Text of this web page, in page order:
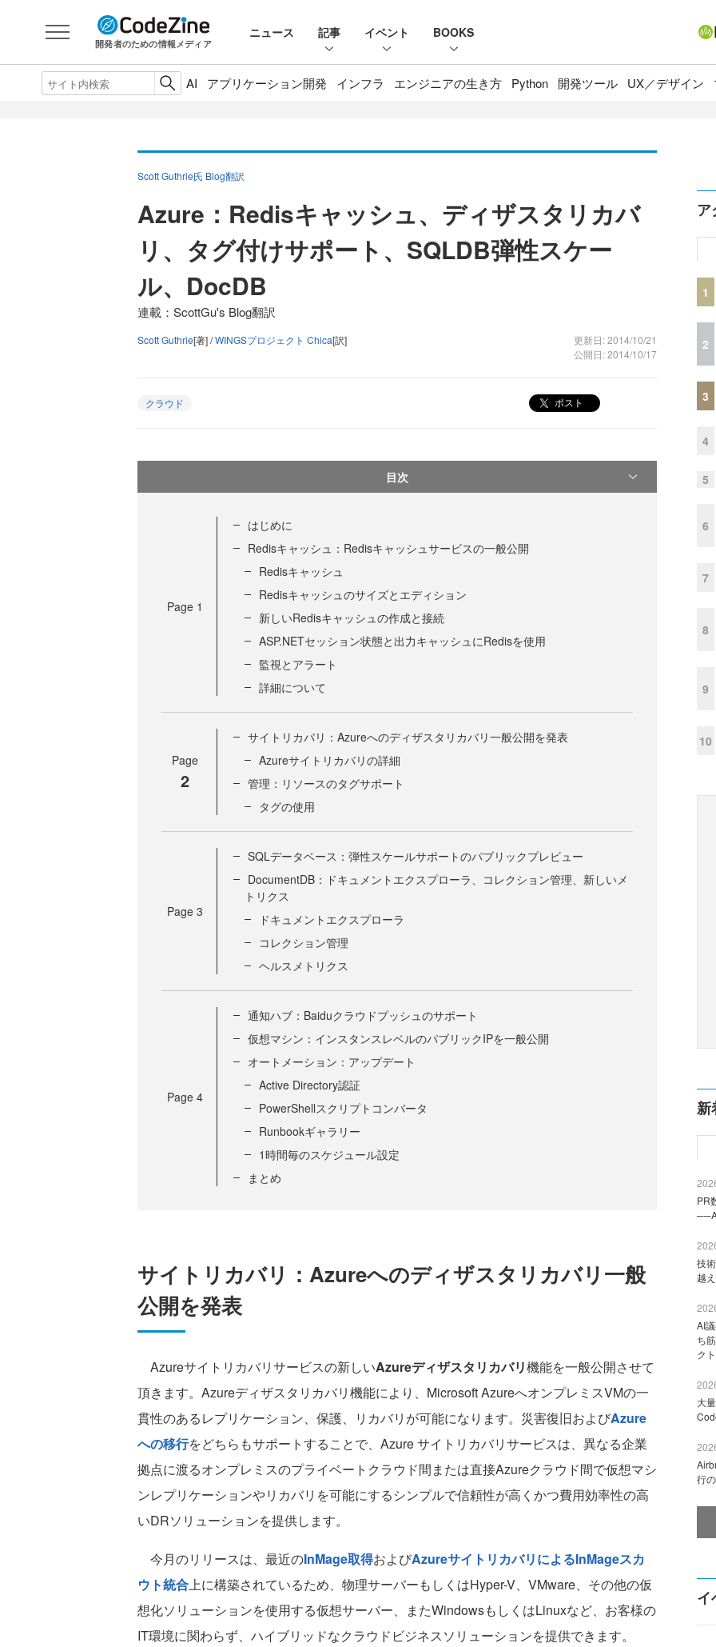
開発者のための情報メディア
ニュース 記事 イベント BOOKS
AI アプリケーション開発 インフラ エンジニアの生き方 Python 開発ツール UX／デザイン
Scott Guthrie氏 Blog翻訳
Azure：Redisキャッシュ、ディザスタリカバ
リ、タグ付けサポート、SQLDB弾性スケー
ル、DocDB
連載：ScottGu's Blog翻訳
Scott Guthrie[著] /WINGSプロジェクト Chica[訳]
更新日: 2014/10/21
公開日: 2014/10/17
クラウド ポスト
目次
Page 1
はじめに
Redisキャッシュ：Redisキャッシュサービスの一般公開
Redisキャッシュ
Redisキャッシュのサイズとエディション
新しいRedisキャッシュの作成と接続
ASP.NETセッション状態と出力キャッシュにRedisを使用
監視とアラート
詳細について
Page
2
サイトリカバリ：Azureへのディザスタリカバリ一般公開を発表
Azureサイトリカバリの詳細
管理：リソースのタグサポート
タグの使用
Page 3
SQLデータベース：弾性スケールサポートのパブリックプレビュー
DocumentDB：ドキュメントエクスプローラ、コレクション管理、新しいメ
トリクス
ドキュメントエクスプローラ
コレクション管理
ヘルスメトリクス
Page 4
通知ハブ：Baiduクラウドプッシュのサポート
仮想マシン：インスタンスレベルのパブリックIPを一般公開
オートメーション：アップデート
Active Directory認証
PowerShellスクリプトコンバータ
Runbookギャラリー
1時間毎のスケジュール設定
まとめ
サイトリカバリ：Azureへのディザスタリカバリ一般
公開を発表
Azureサイトリカバリサービスの新しいAzureディザスタリカバリ機能を一般公開させて
頂きます。Azureディザスタリカバリ機能により、Microsoft AzureへオンプレミスVMの一
貫性のあるレプリケーション、保護、リカバリが可能になります。災害復旧およびAzure
への移行をどちらもサポートすることで、Azure サイトリカバリサービスは、異なる企業
拠点に渡るオンプレミスのプライベートクラウド間または直接Azureクラウド間で仮想マシ
ンレプリケーションやリカバリを可能にするシンプルで信頼性が高くかつ費用効率性の高
いDRソリューションを提供します。
今月のリリースは、最近のInMage取得およびAzureサイトリカバリによるInMageスカ
ウト統合上に構築されているため、物理サーバーもしくはHyper-V、VMware、その他の仮
想化ソリューションを使用する仮想サーバー、またWindowsもしくはLinuxなど、お客様の
IT環境に関わらず、ハイブリッドなクラウドビジネスソリューションを提供できます。
ア
1
2
3
4
5
6
7
8
9
10
新
PR
技
越
AI
ち
ク
大
行
イ